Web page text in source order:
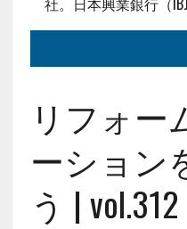
リフォー
ーション
う | vol.312